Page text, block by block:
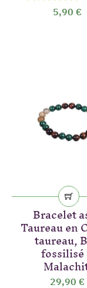
5,90 €
Bracelet
Taureau en
taureau,
29,90 €